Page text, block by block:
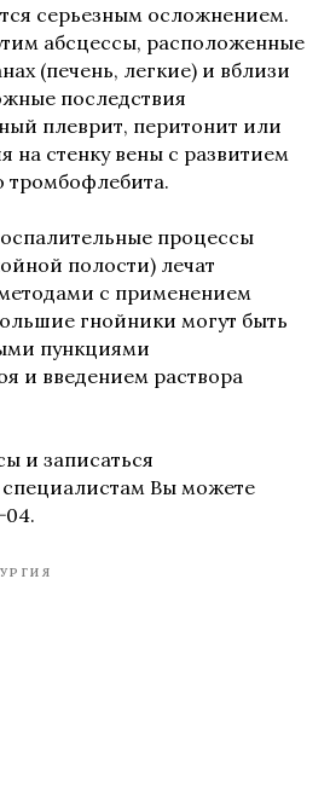
серьезным осложнением.
абсцессы, расположенные
(печень, легкие) и вблизи
последствия
плеврит, перитонит или
на стенку вены с развитием
тромбофлебита.
процессы
полости) лечат
с применением
гнойники могут быть
пункциями
и введением раствора
и записаться
Вы можете